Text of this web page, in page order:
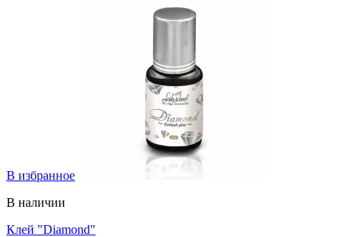
В избранное
В наличии
Клей "Diamond"